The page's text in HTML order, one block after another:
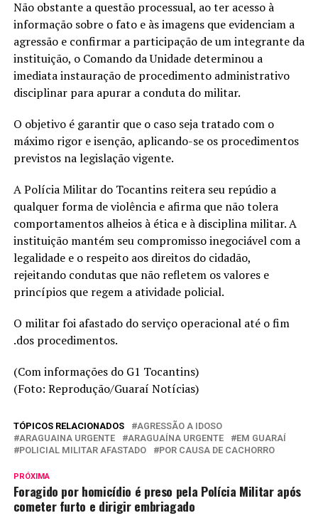
Não obstante a questão processual, ao ter acesso à
informação sobre o fato e às imagens que evidenciam a
agressão e confirmar a participação de um integrante da
instituição, o Comando da Unidade determinou a
imediata instauração de procedimento administrativo
disciplinar para apurar a conduta do militar.
O objetivo é garantir que o caso seja tratado com o
máximo rigor e isenção, aplicando-se os procedimentos
previstos na legislação vigente.
A Polícia Militar do Tocantins reitera seu repúdio a
qualquer forma de violência e afirma que não tolera
comportamentos alheios à ética e à disciplina militar. A
instituição mantém seu compromisso inegociável com a
legalidade e o respeito aos direitos do cidadão,
rejeitando condutas que não refletem os valores e
princípios que regem a atividade policial.
O militar foi afastado do serviço operacional até o fim
.dos procedimentos.
(Com informações do G1 Tocantins)
(Foto: Reprodução/Guaraí Notícias)
TÓPICOS RELACIONADOS
AGRESSÃO A IDOSO
ARAGUAINA URGENTE
ARAGUAÍNA URGENTE
EM GUARAÍ
POLICIAL MILITAR AFASTADO
POR CAUSA DE CACHORRO
PRÓXIMA
Foragido por homicídio é preso pela Polícia Militar após
cometer furto e dirigir embriagado